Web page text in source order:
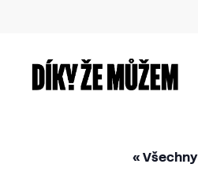
content
«